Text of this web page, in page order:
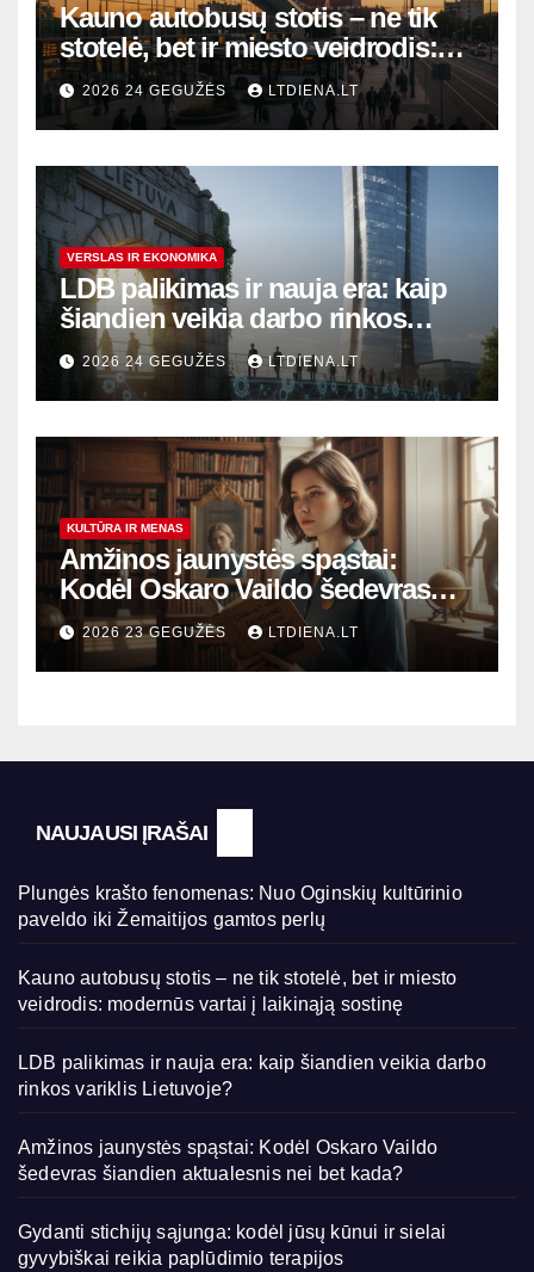
Kauno autobusų stotis – ne tik
stotelė, bet ir miesto veidrodis:
modernūs vartai į laikinąją
sostinę
2026 24 GEGUŽĖS LTDIENA.LT
VERSLAS IR EKONOMIKA
LDB palikimas ir nauja era: kaip
šiandien veikia darbo rinkos
variklis Lietuvoje?
2026 24 GEGUŽĖS LTDIENA.LT
KULTŪRA IR MENAS
Amžinos jaunystės spąstai:
Kodėl Oskaro Vaildo šedevras
šiandien aktualesnis nei bet
kada?
2026 23 GEGUŽĖS LTDIENA.LT
NAUJAUSI ĮRAŠAI
Plungės krašto fenomenas: Nuo Oginskių kultūrinio
paveldo iki Žemaitijos gamtos perlų
Kauno autobusų stotis – ne tik stotelė, bet ir miesto
veidrodis: modernūs vartai į laikinąją sostinę
LDB palikimas ir nauja era: kaip šiandien veikia darbo
rinkos variklis Lietuvoje?
Amžinos jaunystės spąstai: Kodėl Oskaro Vaildo
šedevras šiandien aktualesnis nei bet kada?
Gydanti stichijų sąjunga: kodėl jūsų kūnui ir sielai
gyvybiškai reikia paplūdimio terapijos